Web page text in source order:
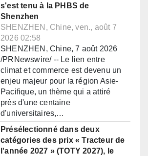
s'est tenu à la PHBS de
Shenzhen
SHENZHEN, Chine, ven., août 7
2026 02:58
SHENZHEN, Chine, 7 août 2026
/PRNewswire/ -- Le lien entre
climat et commerce est devenu un
enjeu majeur pour la région Asie-
Pacifique, un thème qui a attiré
près d'une centaine
d'universitaires,…
Présélectionné dans deux
catégories des prix « Tracteur de
l'année 2027 » (TOTY 2027), le